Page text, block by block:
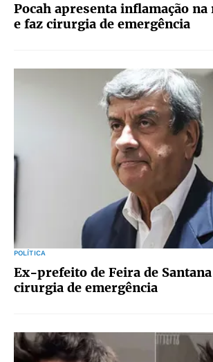
Pocah apresenta inflamação
e faz cirurgia de emergência
POLÍTICA
Ex-prefeito de Feira de
cirurgia de emergência